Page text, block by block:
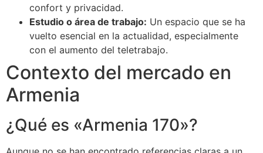
confort y privacidad.
Estudio o área de trabajo: Un espacio que se ha
vuelto esencial en la actualidad, especialmente
con el aumento del teletrabajo.
Contexto del mercado en
Armenia
¿Qué es «Armenia 170»?